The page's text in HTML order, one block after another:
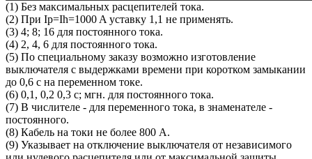
(1) Без максимальных расцепителей тока.
(2) При Ip=Ih=1000 A уставку 1,1 не применять.
(3) 4; 8; 16 для постоянного тока.
(4) 2, 4, 6 для постоянного тока.
(5) По специальному заказу возможно изготовление
выключателя с выдержками времени при коротком замыкании
до 0,6 с на переменном токе.
(6) 0,1, 0,2 0,3 с; мгн. для постоянного тока.
(7) В числителе - для переменного тока, в знаменателе -
постоянного.
(8) Кабель на токи не более 800 А.
(9) Указывает на отключение выключателя от независимого